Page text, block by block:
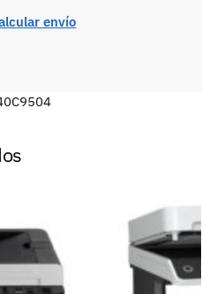
envío